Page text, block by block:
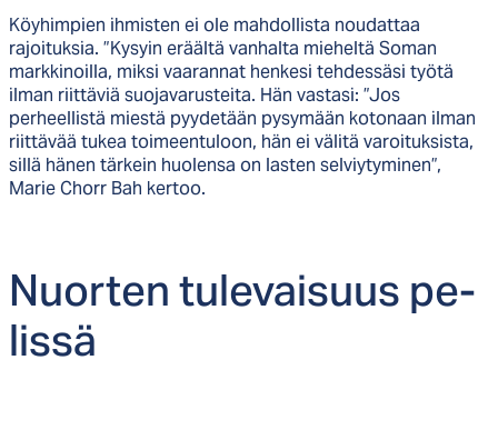
Köyhimpien ihmisten ei ole mahdollista noudattaa
rajoituksia. ”Kysyin eräältä vanhalta mieheltä Soman
markkinoilla, miksi vaarannat henkesi tehdessäsi työtä
ilman riittäviä suojavarusteita. Hän vastasi: ”Jos
perheellistä miestä pyydetään pysymään kotonaan ilman
riittävää tukea toimeentuloon, hän ei välitä varoituksista,
sillä hänen tärkein huolensa on lasten selviytyminen”,
Marie Chorr Bah kertoo.
Nuor­ten tu­le­vai­suus pe­
lis­sä